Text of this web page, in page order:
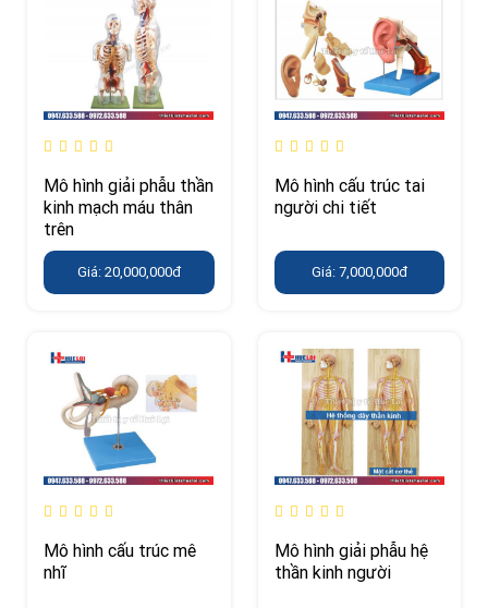
Mô hình giải phẫu thần
kinh mạch máu thân
trên
Giá: 20,000,000đ
Mô hình cấu trúc tai
người chi tiết
Giá: 7,000,000đ
Mô hình cấu trúc mê
nhĩ
Mô hình giải phẫu hệ
thần kinh người